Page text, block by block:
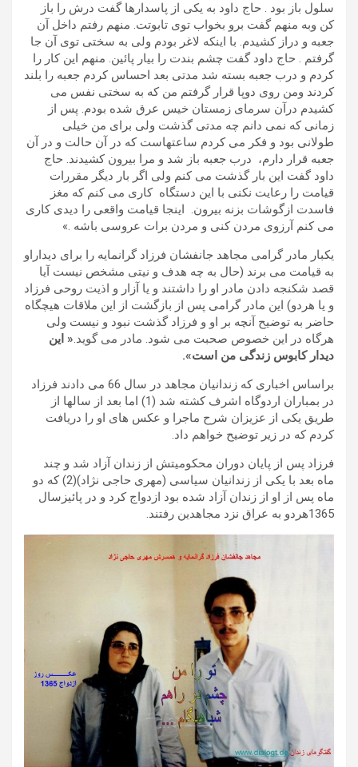
سلول باز بود . حاج داود به یکی از پاسدارها گفت درش را باز
کن وبه منهم گفت برو بخواب توی تابوتت. منهم رفتم داخل آن
جعبه و دراز کشیدم. با اینکه لاغر بودم ولی به سختی توی آن جا
گرفتم . حاج داود گفت چشم بندت را بیار پائین. منهم این کار را
کردم و درب جعبه بسته شد مدتی بعد احساس کردم جعبه را بلند
کردند ومن روی دوپا قرار گرفتم من که به سختی نفس می
کشیدم درآن سرمای زمستان خیس عرق شده بودم. پس از
زمانی که نمی دانم چه مدتی گذشت ولی برای من خیلی
طولانی بود و فکر می کردم ساعتهاست که در آن حالت و در آن
جعبه قرار دارم، درب جعبه باز شد و مرا بیرون کشیدند. حاج
داود گفت این بار گذشت می کنم ولی اگر بار دیگر مقررات
قیامت را رعایت نکنی با این دستگاه کاری می کنم که مغز
فاسدت ازگوشات بزنه بیرون. اینجا قیامت واقعی را دیدی کاری
می کنم آرزوی مردن کنی و مردن برات عروسی باشه .»
یکبار مادر گرامی مجاهد جانفشان فرزاد گرانمایه را برای دیداراو
به قیامت می برند (حال به چه هدف و نیتی مشخص نیست آیا
قصد شکنجه دادن مادر او را داشتند و یا آزار و اذیت روحی فرزاد
و یا هردو) این مادر گرامی پس از بازگشت از این ملاقات هیچگاه
حاضر به توضیح آنچه بر او و فرزاد گذشت نبود و نیست ولی
هرگاه در این خصوص صحبت می شود. مادر می گوید.« این
دیدار کابوس زندگی من است».
براساس اخباری که زندانیان مجاهد در سال 66 می دادند فرزاد
در بمباران اردوگاه اشرف کشته شد (1) اما بعد از سالها از
طریق یکی از عزیزان شرح ماجرا و عکس های او را دریافت
کردم که در زیر توضیح خواهم داد.
فرزاد پس از پایان دوران محکومیتش از زندان آزاد شد و چند
ماه بعد با یکی از زندانیان سیاسی (مهری حاجی نژاد)(2) که دو
ماه پس از او از زندان آزاد شده بود ازدواج کرد و در پائیزسال
1365هردو به عراق نزد مجاهدین رفتند.